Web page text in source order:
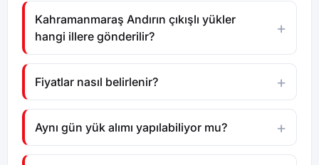
Kahramanmaraş Andırın çıkışlı yükler
hangi illere gönderilir?
Fiyatlar nasıl belirlenir?
Aynı gün yük alımı yapılabiliyor mu?